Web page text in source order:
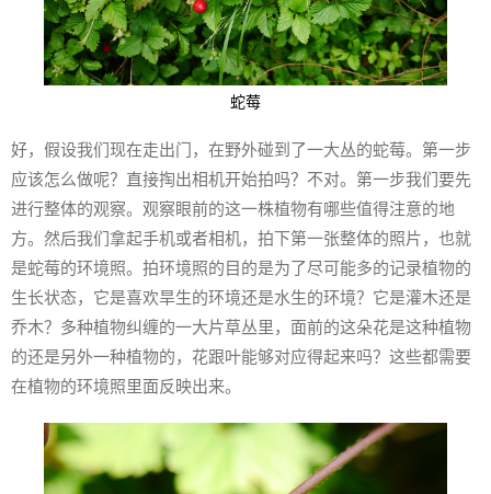
蛇莓
好，假设我们现在走出门，在野外碰到了一大丛的蛇莓。第一步
应该怎么做呢？直接掏出相机开始拍吗？不对。第一步我们要先
进行整体的观察。观察眼前的这一株植物有哪些值得注意的地
方。然后我们拿起手机或者相机，拍下第一张整体的照片，也就
是蛇莓的环境照。拍环境照的目的是为了尽可能多的记录植物的
生长状态，它是喜欢旱生的环境还是水生的环境？它是灌木还是
乔木？多种植物纠缠的一大片草丛里，面前的这朵花是这种植物
的还是另外一种植物的，花跟叶能够对应得起来吗？这些都需要
在植物的环境照里面反映出来。